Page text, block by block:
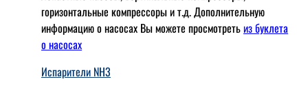
горизонтальные компрессоры и т.д. Дополнительную
информацию о насосах Вы можете просмотретьиз буклета
о насосах
Испарители NH3